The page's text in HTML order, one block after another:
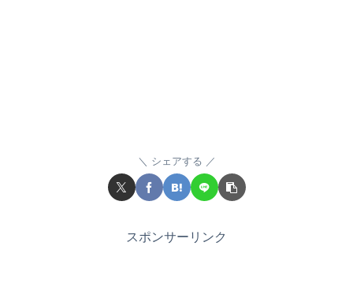
シェアする
スポンサーリンク